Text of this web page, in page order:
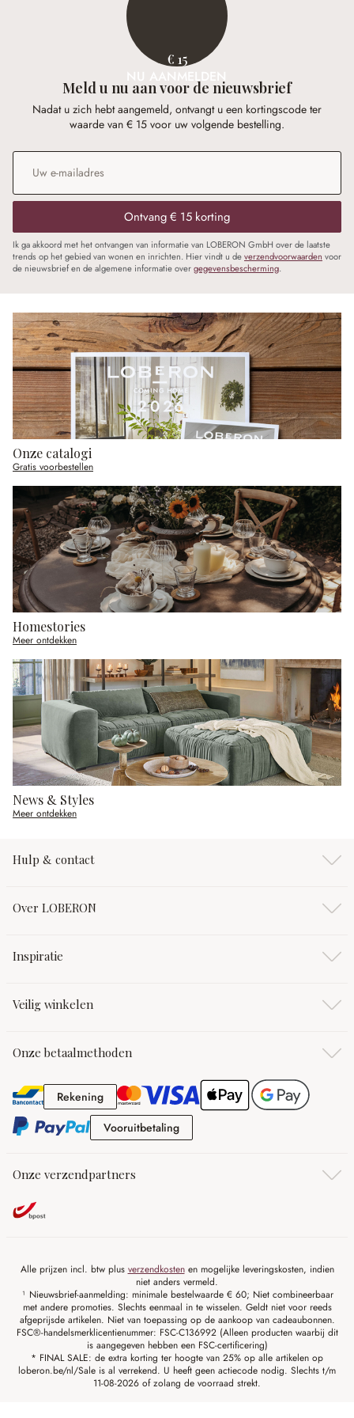
€ 15
NU AANMELDEN
Meld u nu aan voor de nieuwsbrief
Nadat u zich hebt aangemeld, ontvangt u een kortingscode ter
waarde van € 15 voor uw volgende bestelling.
E-mailadres*
Ontvang € 15 korting
Ik ga akkoord met het ontvangen van informatie van LOBERON GmbH over de laatste
trends op het gebied van wonen en inrichten. Hier vindt u deverzendvoorwaarden voor
de nieuwsbrief en de algemene informatie overgegevensbescherming.
Onze catalogi
Gratis voorbestellen
Homestories
Meer ontdekken
News & Styles
Meer ontdekken
Hulp & contact
Over LOBERON
Inspiratie
Veilig winkelen
Onze betaalmethoden
RekeningRekening
VooruitbetalingVooruitbetaling
Onze verzendpartners
Alle prijzen incl. btw plus verzendkostenen mogelijke leveringskosten, indien
niet anders vermeld.
¹ Nieuwsbrief-aanmelding: minimale bestelwaarde € 60; Niet combineerbaar
met andere promoties. Slechts eenmaal in te wisselen. Geldt niet voor reeds
afgeprijsde artikelen. Niet van toepassing op de aankoop van cadeaubonnen.
FSC®-handelsmerklicentienummer: FSC-C136992 (Alleen producten waarbij dit
is aangegeven hebben een FSC-certificering)
* FINAL SALE: de extra korting ter hoogte van 25% op alle artikelen op
loberon.be/nl/Sale is al verrekend. U heeft geen actiecode nodig. Slechts t/m
11-08-2026 of zolang de voorraad strekt.